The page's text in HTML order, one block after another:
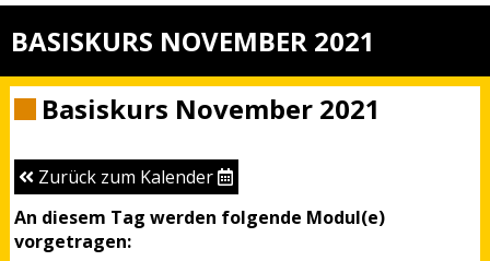
BASISKURS NOVEMBER 2021
Basiskurs November 2021
Zurück zum Kalender
An diesem Tag werden folgende Modul(e)
vorgetragen: